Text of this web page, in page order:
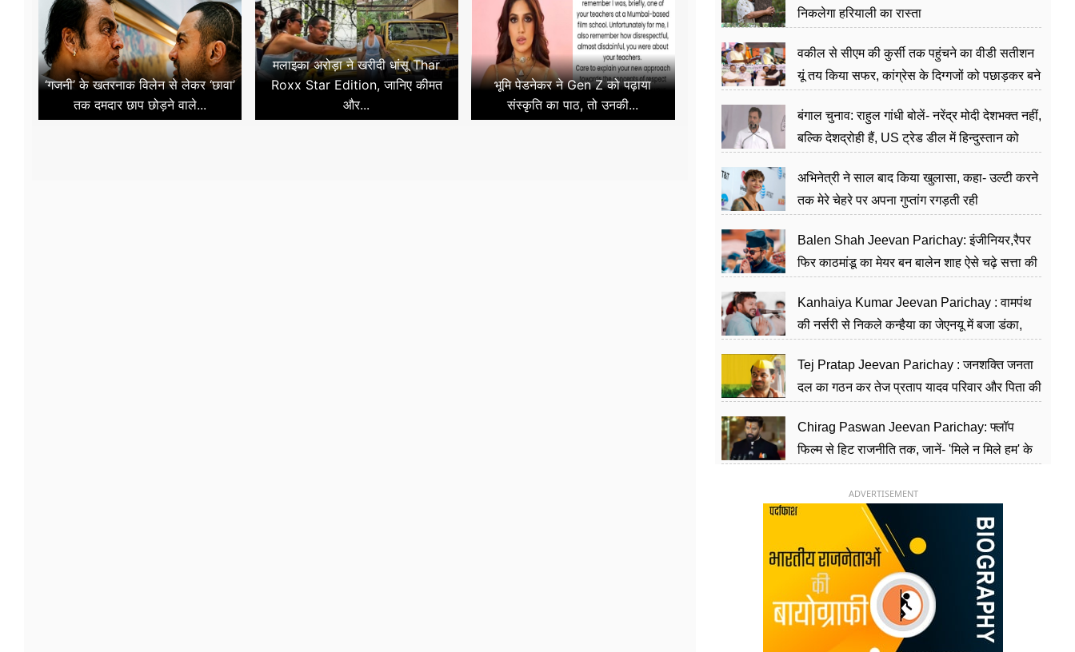
‘गजनी’ के खतरनाक विलेन से लेकर ‘छावा’
तक दमदार छाप छोड़ने वाले...
मलाइका अरोड़ा ने खरीदी धांसू Thar
Roxx Star Edition, जानिए कीमत
और...
भूमि पेडनेकर ने Gen Z को पढ़ाया
संस्कृति का पाठ, तो उनकी...
निकलेगा हरियाली का रास्ता
वकील से सीएम की कुर्सी तक पहुंचने का वीडी सतीशन
यूं तय किया सफर, कांग्रेस के दिग्गजों को पछाड़कर बने
बंगाल चुनाव: राहुल गांधी बोलें- नरेंद्र मोदी देशभक्त नहीं,
बल्कि देशद्रोही हैं, US ट्रेड डील में हिन्दुस्तान को
अभिनेत्री ने साल बाद किया खुलासा, कहा- उल्टी करने
तक मेरे चेहरे पर अपना गुप्तांग रगड़ती रही
Balen Shah Jeevan Parichay: इंजीनियर,रैपर
फिर काठमांडू का मेयर बन बालेन शाह ऐसे चढ़े सत्ता की
Kanhaiya Kumar Jeevan Parichay : वामपंथ
की नर्सरी से निकले कन्हैया का जेएनयू में बजा डंका,
Tej Pratap Jeevan Parichay : जनशक्ति जनता
दल का गठन कर तेज प्रताप यादव परिवार और पिता की
Chirag Paswan Jeevan Parichay: फ्लॉप
फिल्म से हिट राजनीति तक, जानें- 'मिले न मिले हम' के
ADVERTISEMENT